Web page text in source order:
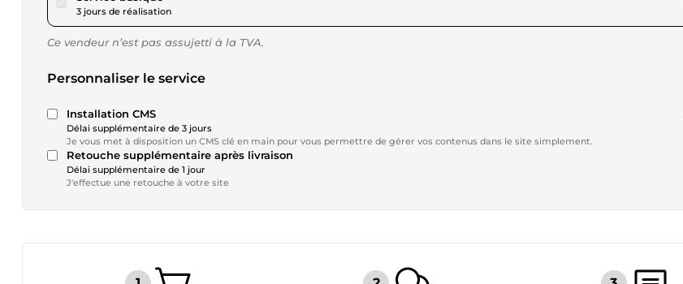
3 jours de réalisation
Ce vendeur n’est pas assujetti à la TVA.
Personnaliser le service
Installation CMS
Délai supplémentaire de 3 jours
Je vous met à disposition un CMS clé en main pour vous permettre de gérer vos contenus dans le site simplement.
Retouche supplémentaire après livraison
Délai supplémentaire de 1 jour
J'effectue une retouche à votre site